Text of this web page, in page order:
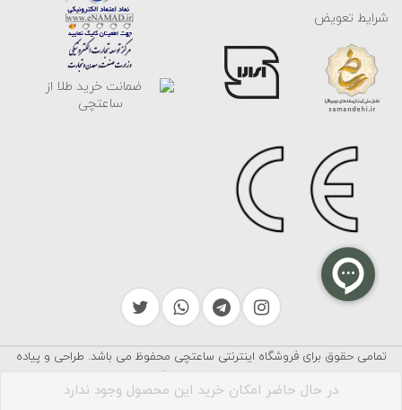
در حال حاضر امکان خرید این محصول وجود ندارد
شرایط تعویض
تمامی حقوق برای فروشگاه اینترنتی ساعتچی محفوظ می باشد. طراحی و پیاده
سرایکو